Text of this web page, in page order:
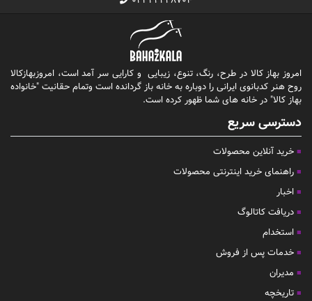
امروز بهاز کالا در طرح، رنگ، تنوع، زیبایی و کارایی سر آمد است، امروزبهازکالا
روح هنر کدبانوی ایرانی را دوباره به خانه باز گردانده است وتمام حقانیت "خانواده
بهاز کالا" در خانه های شما ظهور کرده است.
دسترسی سریع
خرید آنلاین محصولات
راهنمای خرید اینترنتی محصولات
اخبار
دریافت کاتالوگ
استخدام
خدمات پس از فروش
مدیران
تاریخچه